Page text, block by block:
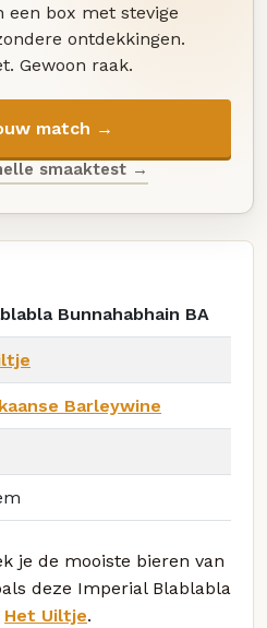
een box met stevige
ontdekkingen.
Gewoon raak.
match →
smaaktest →
Bunnahabhain BA
Barleywine
je de mooiste bieren van
deze Imperial Blablabla
Het Uiltje.